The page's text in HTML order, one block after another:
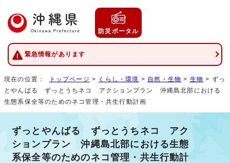
防災ポータル
緊急情報があります
現在の位置： トップページ > くらし・環境 > 自然・生物 > 生物 > ずっ
とやんばる ずっとうちネコ アクションプラン 沖縄島北部における
生態系保全等のためのネコ管理・共生行動計画
ずっとやんばる ずっとうちネコ アク
ションプラン 沖縄島北部における生態
系保全等のためのネコ管理・共生行動計